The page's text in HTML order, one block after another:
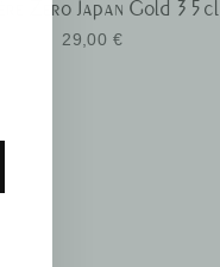
Zero Japan Gold 35cl
29,00 €